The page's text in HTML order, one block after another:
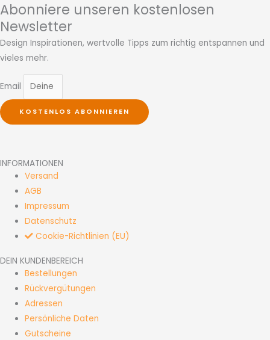
Abonniere unseren kostenlosen
Newsletter
Design Inspirationen, wertvolle Tipps zum richtig entspannen und
vieles mehr.
Email
KOSTENLOS ABONNIEREN
INFORMATIONEN
Versand
AGB
Impressum
Datenschutz
Cookie-Richtlinien (EU)
DEIN KUNDENBEREICH
Bestellungen
Rückvergütungen
Adressen
Persönliche Daten
Gutscheine